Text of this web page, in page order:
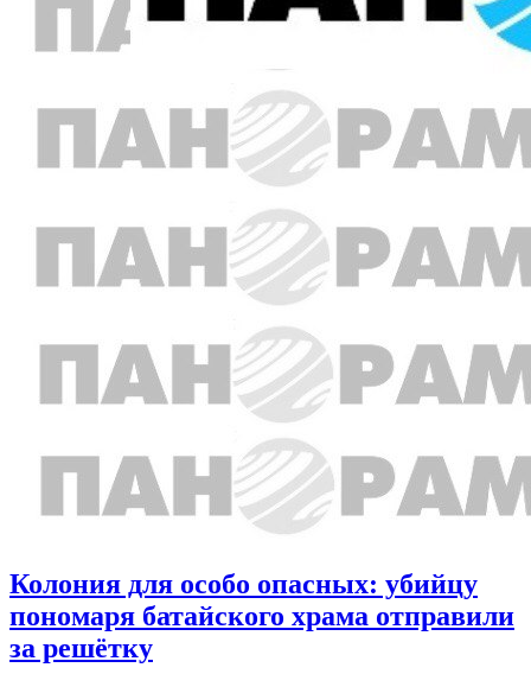
Колония для особо опасных: убийцу
пономаря батайского храма отправили
за решётку